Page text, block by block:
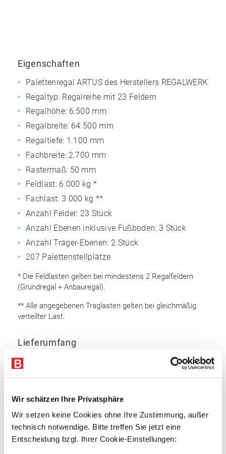
Wir schätzen Ihre Privatsphäre
Wir setzen keine Cookies ohne Ihre Zustimmung, außer
technisch notwendige. Bitte treffen Sie jetzt eine
Entscheidung bzgl. Ihrer Cookie-Einstellungen:
Eigenschaften
Palettenregal ARTUS des Herstellers REGALWERK
Regaltyp: Regalreihe mit 23 Feldern
Regalhöhe: 6.500 mm
Regalbreite: 64.500 mm
Regaltiefe: 1.100 mm
Fachbreite: 2.700 mm
Rastermaß: 50 mm
Feldlast: 6.000 kg *
Fachlast: 3.000 kg **
Anzahl Felder: 23 Stück
Anzahl Ebenen inklusive Fußboden: 3 Stück
Anzahl Träger-Ebenen: 2 Stück
207 Palettenstellplätze
* Die Feldlasten gelten bei mindestens 2 Regalfeldern
(Grundregal + Anbauregal).
** Alle angegebenen Traglasten gelten bei gleichmäßig
verteilter Last.
Lieferumfang
Rahmen 6.500 x 1.100 mm (HxT): 24 Stk.
Auflageträger 2.700 mm: 92 Stk.
Sicherungsstifte
Rahmen